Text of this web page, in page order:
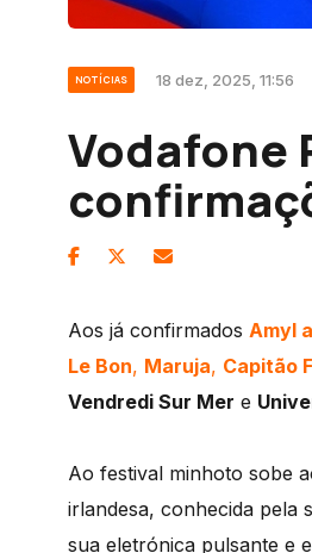
NOTÍCIAS 18 dez, 2025, 11:56
Vodafone
Aos já confirmados Amyl
Le Bon, Maruja, Capitão
Vendredi Sur Mer e
Ao festival minhoto sobe
irlandesa, conhecida pela
sua eletrónica pulsante e